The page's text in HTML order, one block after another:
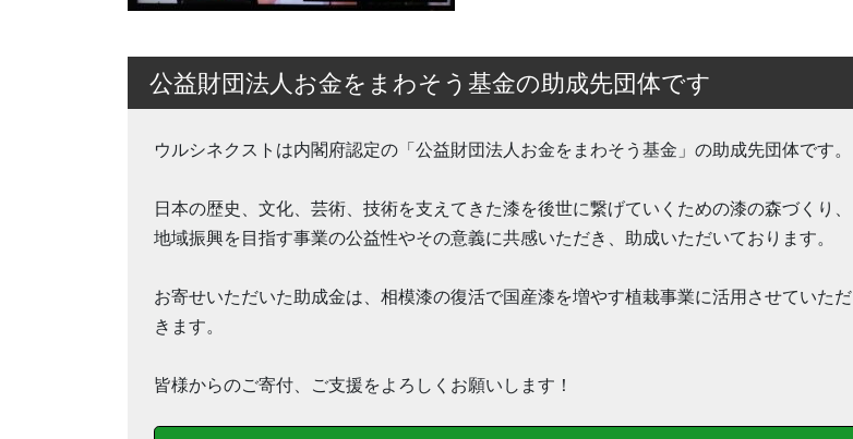
公益財団法人お金をまわそう基金の助成先団体です
ウルシネクストは内閣府認定の「公益財団法人お金をまわそう基金」の助成先団体です。
日本の歴史、文化、芸術、技術を支えてきた漆を後世に繋げていくための漆の森づくり、
地域振興を目指す事業の公益性やその意義に共感いただき、助成いただいております。
お寄せいただいた助成金は、相模漆の復活で国産漆を増やす植栽事業に活用させていただ
きます。
皆様からのご寄付、ご支援をよろしくお願いします！